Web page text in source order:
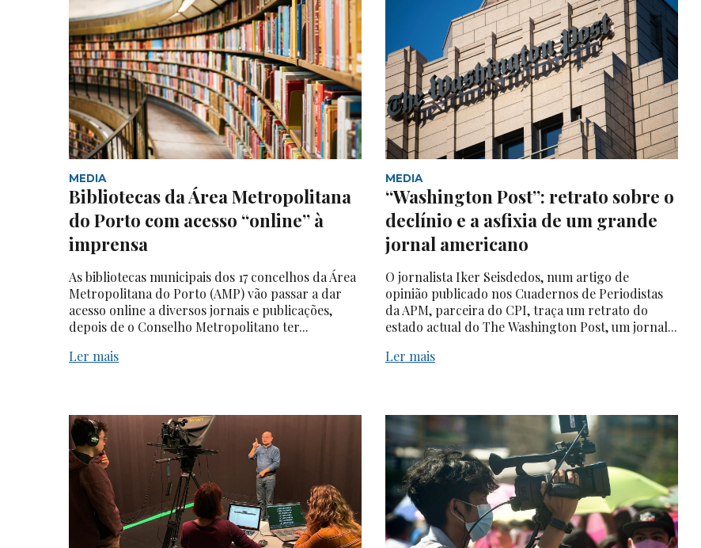
MEDIA
Bibliotecas da Área Metropolitana
do Porto com acesso “online” à
imprensa
As bibliotecas municipais dos 17 concelhos da Área
Metropolitana do Porto (AMP) vão passar a dar
acesso online a diversos jornais e publicações,
depois de o Conselho Metropolitano ter...
Ler mais
MEDIA
“Washington Post”: retrato sobre o
declínio e a asfixia de um grande
jornal americano
O jornalista Iker Seisdedos, num artigo de
opinião publicado nos Cuadernos de Periodistas
da APM, parceira do CPI, traça um retrato do
estado actual do The Washington Post, um jornal...
Ler mais